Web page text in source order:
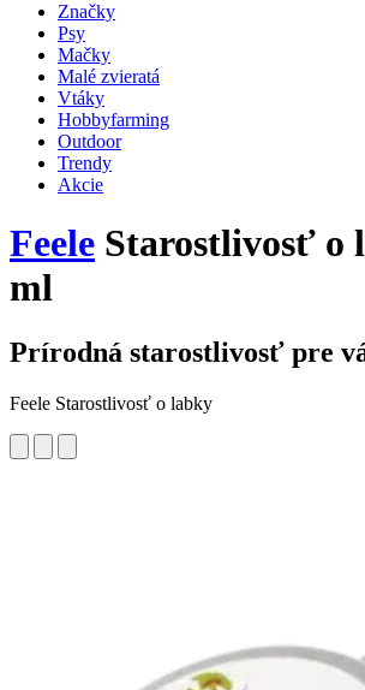
Značky
Psy
Mačky
Malé zvieratá
Vtáky
Hobbyfarming
Outdoor
Trendy
Akcie
Feele Starostlivosť o
ml
Prírodná starostlivosť pre
Feele Starostlivosť o labky